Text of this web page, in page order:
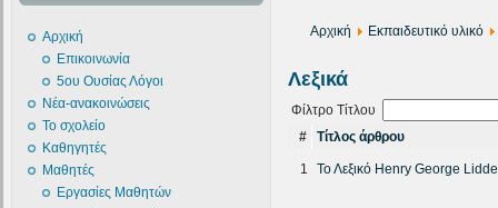
Αρχική
Επικοινωνία
5ου Ουσίας Λόγοι
Νέα-ανακοινώσεις
Το σχολείο
Καθηγητές
Μαθητές
Εργασίες Μαθητών
Αρχική Εκπαιδευτικό υλικό
Λεξικά
Φίλτρο Τίτλου
#
Τίτλος άρθρου
1 Το Λεξικό Henry George